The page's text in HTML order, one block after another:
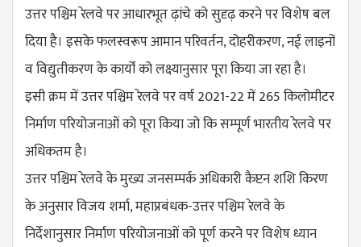
उत्तर पश्चिम रेलवे पर आधारभूत ढ़ांचे को सुदृढ़ करने पर विशेष बल
दिया है। इसके फलस्वरूप आमान परिवर्तन, दोहरीकरण, नई लाइनों
व विद्युतीकरण के कार्यों को लक्ष्यानुसार पूरा किया जा रहा है।
इसी क्रम में उत्तर पश्चिम रेलवे पर वर्ष 2021-22 में 265 किलोमीटर
निर्माण परियोजनाओं को पूरा किया जो कि सम्पूर्ण भारतीय रेलवे पर
अधिकतम है।
उत्तर पश्चिम रेलवे के मुख्य जनसम्पर्क अधिकारी कैप्टन शशि किरण
के अनुसार विजय शर्मा, महाप्रबंधक-उत्तर पश्चिम रेलवे के
निर्देशानुसार निर्माण परियोजनाओं को पूर्ण करने पर विशेष ध्यान